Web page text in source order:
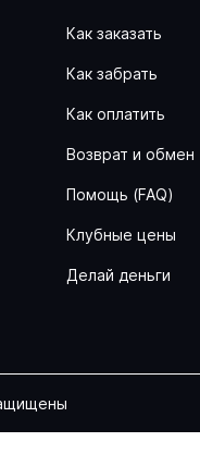
Как заказать
Как забрать
Как оплатить
Возврат и обмен
Помощь (FAQ)
Клубные цены
Делай деньги